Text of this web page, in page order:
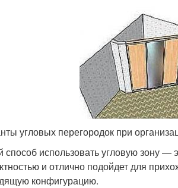
угловых перегородок при
способ использовать угловую зону —
и отлично подойдет для
конфигурацию.